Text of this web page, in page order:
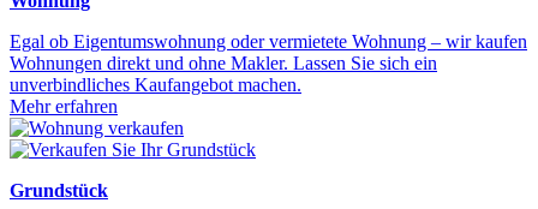
Egal ob Eigentumswohnung oder vermietete Wohnung – wir kaufen
Wohnungen direkt und ohne Makler. Lassen Sie sich ein
unverbindliches Kaufangebot machen.
Mehr erfahren
Grundstück